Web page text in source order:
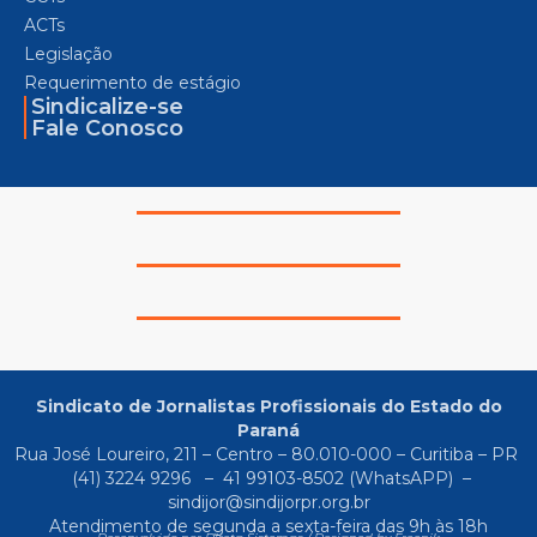
ACTs
Legislação
Requerimento de estágio
Sindicalize-se
Fale Conosco
Sindicato de Jornalistas Profissionais do Estado do
Paraná
Rua José Loureiro, 211 – Centro – 80.010-000 – Curitiba – PR
(41) 3224 9296
– 41 99103-8502(WhatsAPP) –
sindijor@sindijorpr.org.br
Atendimento de segunda a sexta-feira das 9h às 18h